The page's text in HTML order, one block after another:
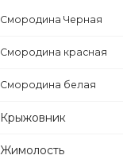
Смородина Черная
Смородина красная
Смородина белая
Крыжовник
Жимолость